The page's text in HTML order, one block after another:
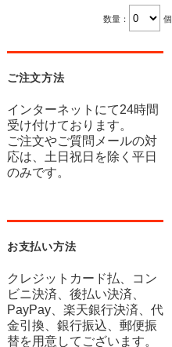
数量： 個
ご注文方法
インターネットにて24時間
受け付けております。
ご注文やご質問メールの対
応は、土日祝日を除く平日
のみです。
お支払い方法
クレジットカード払、コン
ビニ決済、後払い決済、
PayPay、楽天銀行決済、代
金引換、銀行振込、郵便振
替を用意してございます。